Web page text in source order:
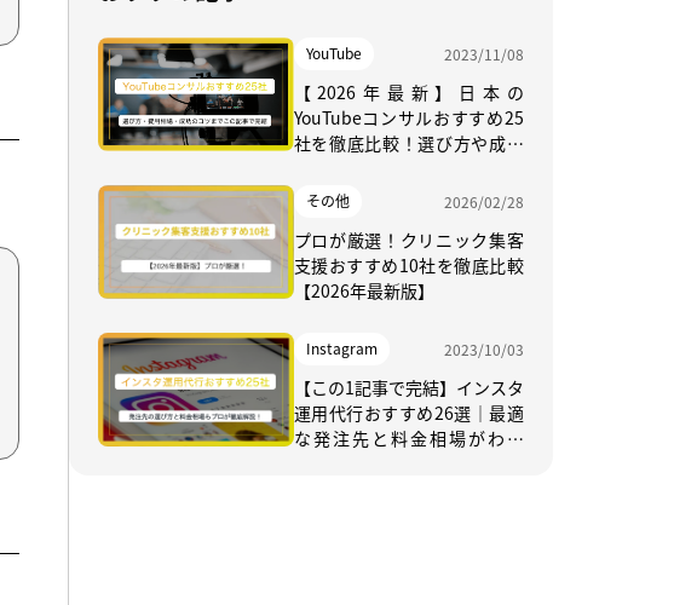
YouTube 2023/11/08
【2026年最新】日本の
YouTubeコンサルおすすめ25
社を徹底比較！選び方や成功
その他 2026/02/28
プロが厳選！クリニック集客
支援おすすめ10社を徹底比較
【2026年最新版】
Instagram 2023/10/03
【この1記事で完結】インスタ
運用代行おすすめ26選｜最適
な発注先と料金相場がわか